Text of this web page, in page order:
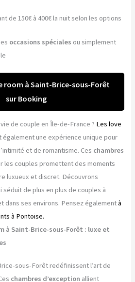
de 150€ à 400€ la nuit selon les options
occasions spéciales ou simplement
room à Saint-Brice-sous-Forêt
sur Booking
de couple en Île-de-France ? Les love
également une expérience unique pour
et de romantisme. Ces chambres
les couples promettent des moments
luxueux et discret. Découvrons
de plus en plus de couples à
dans ses environs. Pensez égalementà
à Pontoise.
à Saint-Brice-sous-Forêt : luxe et
sous-Forêt redéfinissent l’art de
chambres d’exception allient